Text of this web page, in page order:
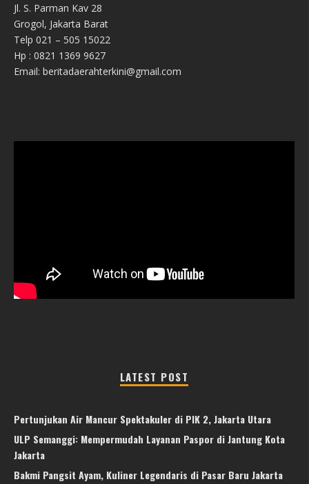
Jl. S. Parman Kav 28
Grogol, Jakarta Barat
Telp 021 – 505 15022
Hp : 0821 1369 9627
Email: beritadaerahterkini@gmail.com
LATEST POST
Pertunjukan Air Mancur Spektakuler di PIK 2, Jakarta Utara
ULP Semanggi: Mempermudah Layanan Paspor di Jantung Kota
Jakarta
Bakmi Pangsit Ayam, Kuliner Legendaris di Pasar Baru Jakarta